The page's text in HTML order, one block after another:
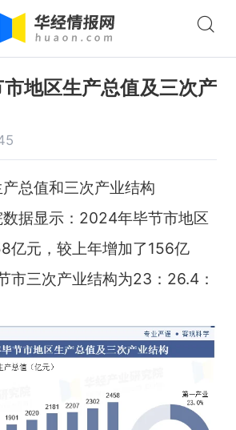
地区生产总值及三次产
总值和三次产业结构
据显示：2024年毕节市地区
亿元，较上年增加了156亿
市三次产业结构为23：26.4：